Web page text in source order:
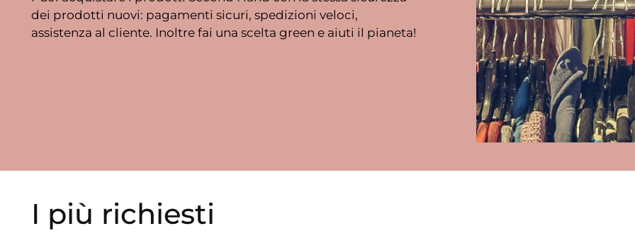
dei prodotti nuovi: pagamenti sicuri, spedizioni veloci,
assistenza al cliente. Inoltre fai una scelta green e aiuti il pianeta!
I più richiesti